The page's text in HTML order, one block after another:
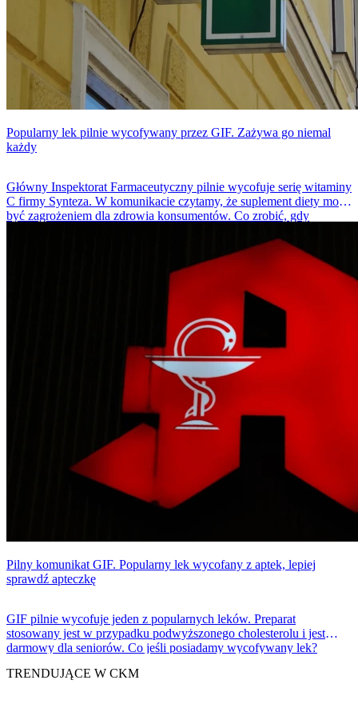
Popularny lek pilnie wycofywany przez GIF. Zażywa go niemal
każdy
Główny Inspektorat Farmaceutyczny pilnie wycofuje serię witaminy
C firmy Synteza. W komunikacie czytamy, że suplement diety może
być zagrożeniem dla zdrowia konsumentów. Co zrobić, gdy
Pilny komunikat GIF. Popularny lek wycofany z aptek, lepiej
sprawdź apteczkę
GIF pilnie wycofuje jeden z popularnych leków. Preparat
stosowany jest w przypadku podwyższonego cholesterolu i jest
darmowy dla seniorów. Co jeśli posiadamy wycofywany lek?
TRENDUJĄCE W CKM